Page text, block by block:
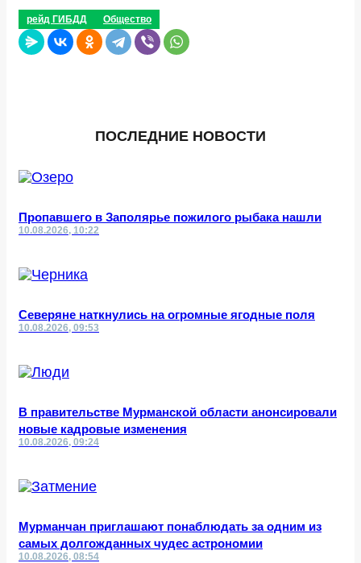
рейд ГИБДД Общество
ПОСЛЕДНИЕ НОВОСТИ
Пропавшего в Заполярье пожилого рыбака нашли
10.08.2026, 10:22
Северяне наткнулись на огромные ягодные поля
10.08.2026, 09:53
В правительстве Мурманской области анонсировали
новые кадровые изменения
10.08.2026, 09:24
Мурманчан приглашают понаблюдать за одним из
самых долгожданных чудес астрономии
10.08.2026, 08:54